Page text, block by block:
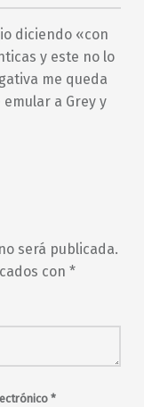
diciendo «con
y este no lo
me queda
a Grey y
será publicada.
con *
*